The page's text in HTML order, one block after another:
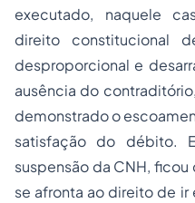
executado, naquele
direito constitucional
desproporcional e
ausência do
demonstrado o
satisfação do débito.
suspensão da CNH,
se afronta ao direito de ir